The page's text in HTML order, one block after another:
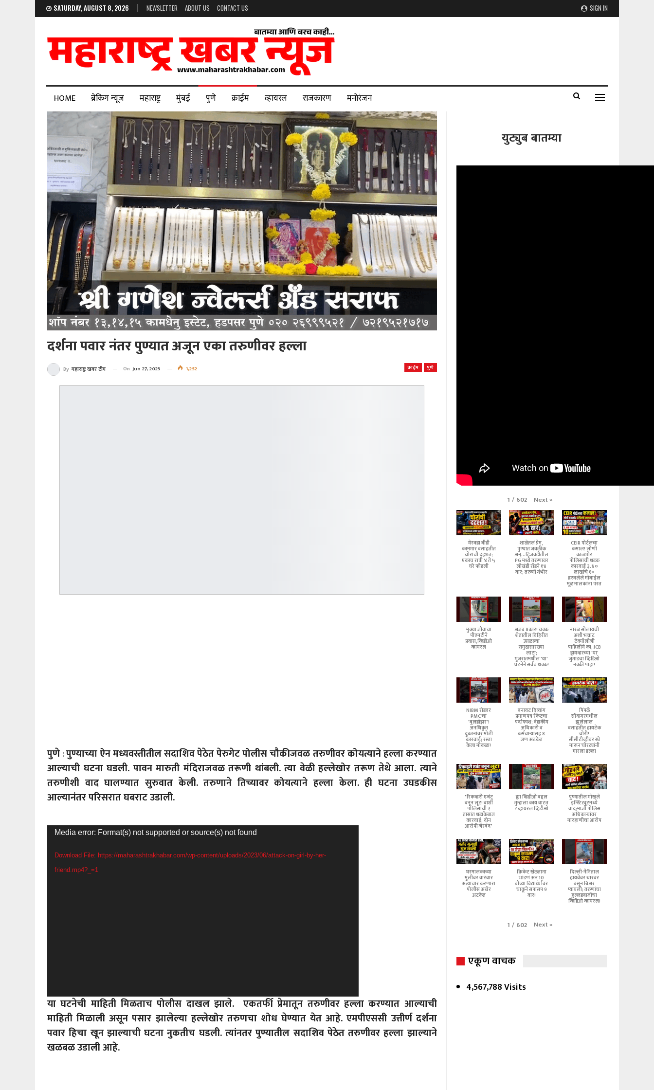
SIGN IN
SATURDAY, AUGUST 8, 2026 NEWSLETTER ABOUT US CONTACT US
HOME ब्रेकिंग न्यूज महाराष्ट्र मुंबई पुणे क्राईम व्हायरल राजकारण मनोरंजन
दर्शना पवार नंतर पुण्यात अजून एका तरुणीवर हल्ला
क्राईम पुणे
By महाराष्ट्र खबर टीम On Jun 27, 2023 1,252
पुणे:पुण्याच्या ऐन मध्यवस्तीतील सदाशिव पेठेत पेरुगेट पोलीस चौकीजवळ तरुणीवर कोयत्याने हल्ला करण्यात
आल्याची घटना घडली. पावन मारुती मंदिराजवळ तरूणी थांबली. त्या वेळी हल्लेखोर तरूण तेथे आला. त्याने
तरुणीशी वाद घालण्यात सुरुवात केली. तरुणाने तिच्यावर कोयत्याने हल्ला केला. ही घटना उघडकीस
आल्यानंतर परिसरात घबराट उडाली.
Video
Media error: Format(s) not supported or source(s) not found
Download File: https://maharashtrakhabar.com/wp-content/uploads/2023/06/attack-on-girl-by-her-
friend.mp4?_=1
या घटनेची माहिती मिळताच पोलीस दाखल झाले. एकतर्फी प्रेमातून तरुणीवर हल्ला करण्यात आल्याची
माहिती मिळाली असून पसार झालेल्या हल्लेखोर तरुणचा शोध घेण्यात येत आहे. एमपीएससी उत्तीर्ण दर्शना
पवार हिचा खून झाल्याची घटना नुकतीच घडली. त्यांनतर पुण्यातील सदाशिव पेठेत तरुणीवर हल्ला झाल्याने
खळबळ उडाली आहे.
युट्युब बातम्या
1 / 602 Next»
येरवडा बीडी
कामगार वसाहतीत
चोरांची दहशत;
एकाच रात्री ४ ते ५
घरे फोडली
शाळेतलं प्रेम,
पुण्यात जवळीक
अन्...हिंजवडीतील
PG मध्ये तरुणावर
लोखंडी रॉडने १४
वार; तरुणी गंभीर
CEIR पोर्टलचा
कमाल! लोणी
काळभोर
पोलिसांची धडक
कारवाई ३.४०
लाखांचे १०
हरवलेले मोबाईल
मूळ मालकांना परत
मुक्या जीवाचा
पीएमटीने
प्रवास,व्हिडीओ
व्हायरल
अजब प्रकार! चक्क
शेतातील विहिरीत
उसळल्या
समुद्रासारख्या
लाटा;
गुजरातमधील 'या'
घटनेने सर्वच थक्क!
नारळ सोलायची
अशी भन्नाट
टेक्नॉलॉजी
पाहिलीये का, JCB
ड्रायव्हरच्या 'या'
जुगाडचा व्हिडिओ
नक्की पाहा!
NIBM रोडवर
PMC चा
'बुलडोझर'!
अनधिकृत
दुकानांवर मोठी
कारवाई; रस्ता
केला मोकळा!
बनावट दिव्यांग
प्रमाणपत्र रॅकेटचा
पर्दाफाश; वैद्यकीय
अधिकारी व
कर्मचाऱ्यांसह 8
जण अटकेत
पिंपळे
सौदागरमधील
झुलेलाल
वसाहतीत हायटेक
चोरी!
सीसीटीव्हीवर स्प्रे
मारून चोरट्यांनी
मारला डल्ला
"रिकव्हरी एजंट
बनून लूट! बार्शी
पोलिसांची २
तासांत धडाकेबाज
कारवाई; दोन
आरोपी जेरबंद"
ह्या व्हिडीओ बद्दल
तुम्हाला काय वाटत
? व्हायरल व्हिडीओ
पुण्यातील गोखले
इन्स्टिट्यूटमध्ये
वाद;माजी पोलिस
अधिकाऱ्यांवर
मारहाणीचा आरोप
घरमालकाच्या
मुलीवर वारंवार
अत्याचार करणारा
पोलीस अखेर
अटकेत
क्रिकेट खेळताना
भांडणं अन् 10
वीच्या विद्यार्थ्यावर
चाकूने सपासप 9
वार!
दिल्ली-नैनिताल
हायवेवर थारवर
बसून बिअर
प्यायली; तरुणांचा
हुल्लडबाजीचा
व्हिडिओ व्हायरल!
1 / 602 Next»
एकूण वाचक
4,567,788 Visits